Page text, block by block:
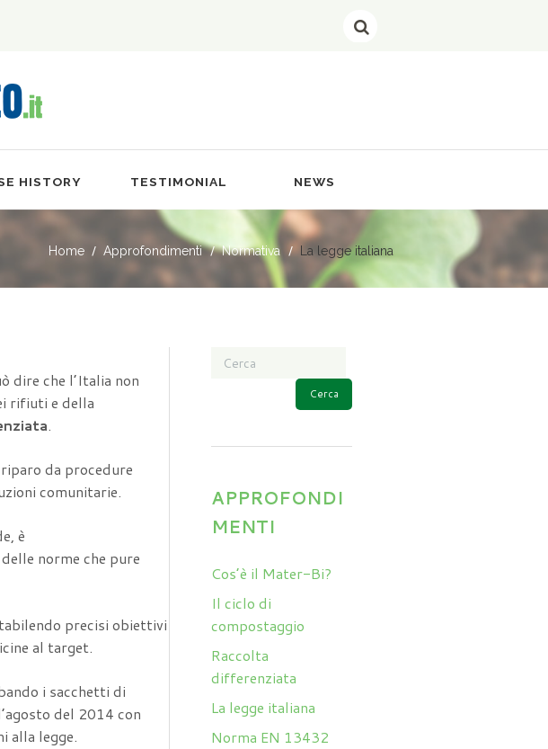
HISTORY TESTIMONIAL NEWS
Home Approfondimenti Normativa La legge italiana
dire che l’Italia non
rifiuti e della
.
da procedure
comunitarie.
è
norme che pure
precisi obiettivi
al target.
i sacchetti di
del 2014 con
alla legge.
Cerca
APPROFONDI
MENTI
Cos’è il Mater-Bi?
Il ciclo di
compostaggio
Raccolta
differenziata
La legge italiana
Norma EN 13432